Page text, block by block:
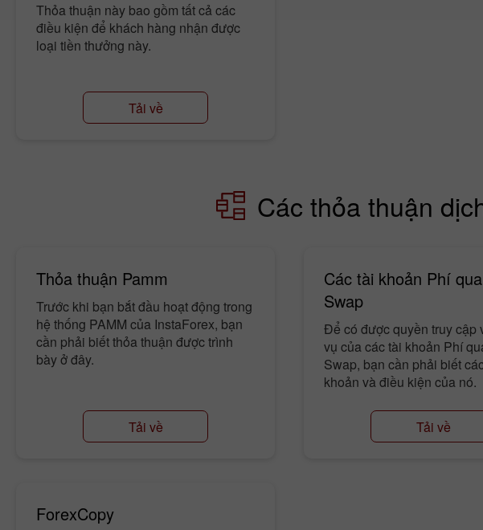
Thỏa thuận này bao gồm tất cả các
điều kiện để khách hàng nhận được
loại tiền thưởng này.
Tải về
Các thỏa thuận
Thỏa thuận Pamm
Trước khi bạn bắt đầu hoạt động trong
hệ thống PAMM của InstaForex, bạn
cần phải biết thỏa thuận được trình
bày ở đây.
Tải về
Các tài khoản Phí
Swap
Để có được quyền truy cập
vụ của các tài khoản Phí
Swap, bạn cần phải biết
khoản và điều kiện của nó.
Tải về
ForexCopy